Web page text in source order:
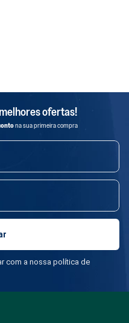
ofertas!
na sua primeira compra
com a nossa política de